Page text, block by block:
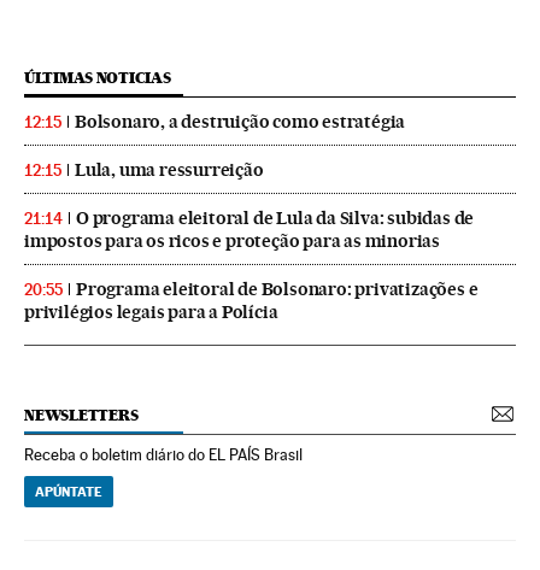
ÚLTIMAS NOTICIAS
12:15 Bolsonaro, a destruição como estratégia
12:15 Lula, uma ressurreição
21:14
O programa eleitoral de Lula da Silva: subidas de
impostos para os ricos e proteção para as minorias
20:55
Programa eleitoral de Bolsonaro: privatizações e
privilégios legais para a Polícia
NEWSLETTERS
Receba o boletim diário do EL PAÍS Brasil
APÚNTATE